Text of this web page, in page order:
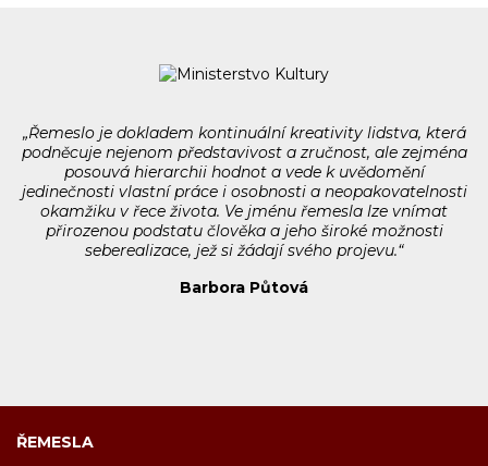
„Řemeslo je dokladem kontinuální kreativity lidstva, která
podněcuje nejenom představivost a zručnost, ale zejména
posouvá hierarchii hodnot a vede k uvědomění
jedinečnosti vlastní práce i osobnosti a neopakovatelnosti
okamžiku v řece života. Ve jménu řemesla lze vnímat
přirozenou podstatu člověka a jeho široké možnosti
seberealizace, jež si žádají svého projevu.“
Barbora Půtová
ŘEMESLA